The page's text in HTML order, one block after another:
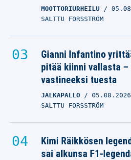
MOOTTORIURHEILU
SALTTU FORSSTRÖM
Gianni Infantino
pitää kiinni vallasta
vastineeksi tuesta
JALKAPALLO 05.08.2026
SALTTU FORSSTRÖM
Kimi Räikkösen
sai alkunsa F1-